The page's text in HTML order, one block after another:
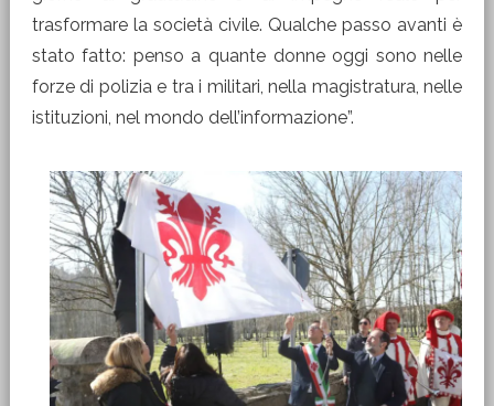
trasformare la società civile. Qualche passo avanti è
stato fatto: penso a quante donne oggi sono nelle
forze di polizia e tra i militari, nella magistratura, nelle
istituzioni, nel mondo dell’informazione”.